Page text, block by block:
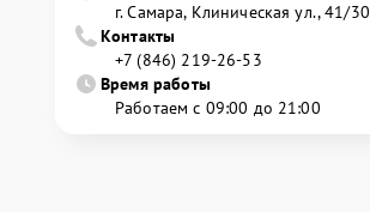
г. Самара, Клиническая ул., 41/30
Контакты
+7 (846) 219-26-53
Время работы
Работаем с 09:00 до 21:00